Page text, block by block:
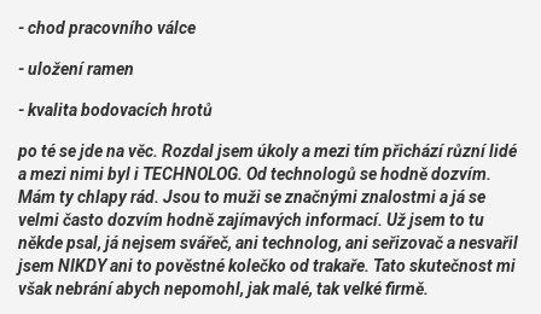
- chod pracovního válce
- uložení ramen
- kvalita bodovacích hrotů
po té se jde na věc. Rozdal jsem úkoly a mezi tím přichází různí lidé
a mezi nimi byl i TECHNOLOG. Od technologů se hodně dozvím.
Mám ty chlapy rád. Jsou to muži se značnými znalostmi a já se
velmi často dozvím hodně zajímavých informací. Už jsem to tu
někde psal, já nejsem svářeč, ani technolog, ani seřizovač a nesvařil
jsem NIKDY ani to pověstné kolečko od trakaře. Tato skutečnost mi
však nebrání abych nepomohl, jak malé, tak velké firmě.